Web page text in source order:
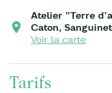
Atelier "Terre
Caton, Sanguinet
Voir la carte
Tarifs